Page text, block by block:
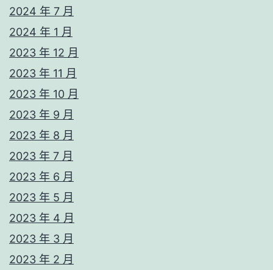
2024 年 7 月
2024 年 1 月
2023 年 12 月
2023 年 11 月
2023 年 10 月
2023 年 9 月
2023 年 8 月
2023 年 7 月
2023 年 6 月
2023 年 5 月
2023 年 4 月
2023 年 3 月
2023 年 2 月